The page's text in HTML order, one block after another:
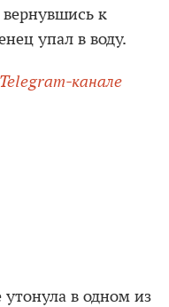
к
упал в воду.
Telegram-канале
утонула в одном из